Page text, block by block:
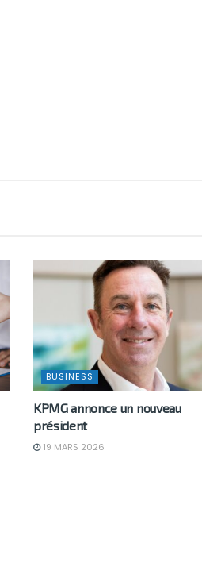
BUSINESS
KPMG annonce un nouveau
président
19 MARS 2026